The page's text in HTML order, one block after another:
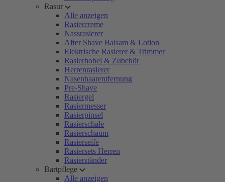
Rasur
Alle anzeigen
Rasiercreme
Nassrasierer
After Shave Balsam & Lotion
Elektrische Rasierer & Trimmer
Rasierhobel & Zubehör
Herrenrasierer
Nasenhaarentfernung
Pre-Shave
Rasiergel
Rasiermesser
Rasierpinsel
Rasierschale
Rasierschaum
Rasierseife
Rasiersets Herren
Rasierständer
Bartpflege
Alle anzeigen